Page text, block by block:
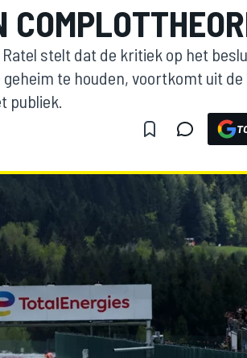
stelt dat de kritiek op het
te houden, voortkomt uit
publiek.